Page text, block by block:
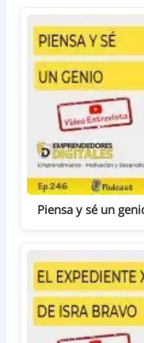
Piensa y sé un